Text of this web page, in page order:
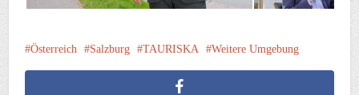
Österreich Salzburg TAURISKA Weitere Umgebung